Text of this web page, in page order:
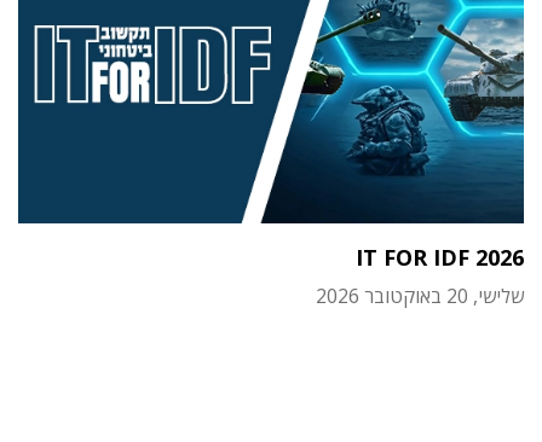
IT FOR IDF 2026
שלישי, 20 באוקטובר 2026